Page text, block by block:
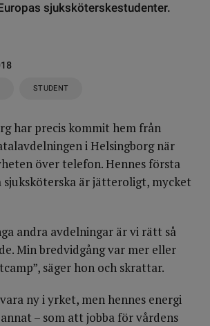
sjuksköterskestudenter.
STUDENT
har precis kommit hem från
i Helsingborg när
över telefon. Hennes första
sjuksköterska är jätteroligt, mycket
andra avdelningar är vi rätt så
Min bredvidgång var mer eller
säger hon och skrattar.
ny i yrket, men hennes energi
– som att jobba för vårdens